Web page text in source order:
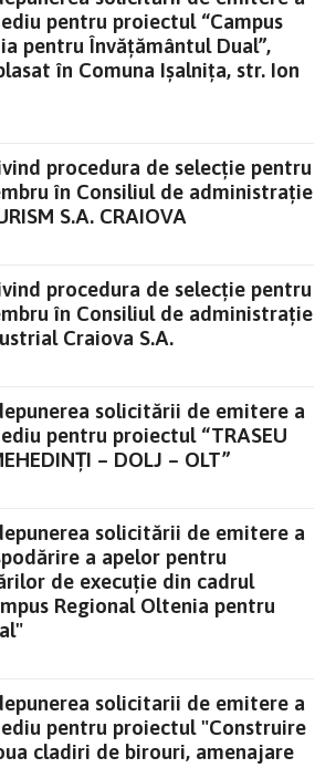
pentru proiectul “Campus
pentru Învățământul Dual”,
în Comuna Ișalnița, str. Ion
procedura de selecție pentru
în Consiliul de administrație
S.A. CRAIOVA
procedura de selecție pentru
în Consiliul de administrație
Craiova S.A.
solicitării de emitere a
pentru proiectul “TRASEU
– DOLJ – OLT”
solicitării de emitere a
a apelor pentru
de execuție din cadrul
Regional Oltenia pentru
solicitarii de emitere a
pentru proiectul "Construire
cladiri de birouri, amenajare